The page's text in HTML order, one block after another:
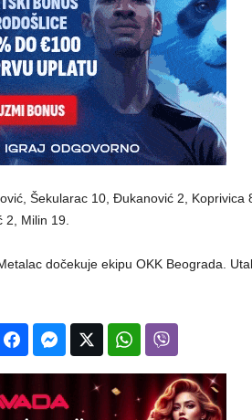
Šekularac 10, Đukanović 2, Koprivica
2, Milin 19.
dočekuje ekipu OKK Beograda.